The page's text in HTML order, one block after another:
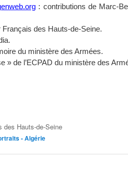
: contributions de Marc-
des Hauts-de-Seine.
du ministère des Armées.
» de l’ECPAD du ministère des
des Hauts-de-Seine
- Algérie